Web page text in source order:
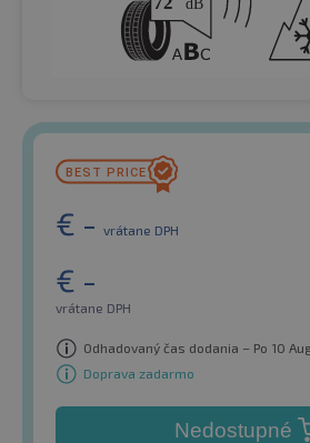
€ - vrátane DPH
€ -
vrátane DPH
Odhadovaný čas dodania – Po 10
Doprava zadarmo
Nedostupné